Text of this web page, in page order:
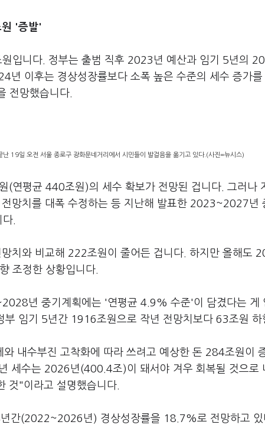
'증발'
입니다. 정부는 출범 직후 2023년 예산과 임기 5년의
년 이후는 경상성장률보다 소폭 높은 수준의 세수 증가
전망했습니다.
난 19일 오전 서울 종로구 광화문네거리에서 시민들이 발걸음을 옮기고 있다.(사진=뉴시스)
(연평균 440조원)의 세수 확보가 전망된 겁니다. 그러나
망치를 대폭 수정하는 등 지난해 발표한 2023~2027년
.
치와 비교해 222조원이 줄어든 겁니다. 하지만 올해도
조정한 상황입니다.
년 중기계획에는 '연평균 4.9% 수준'이 담겼다는 게
부 임기 5년간 1916조원으로 작년 전망치보다 63조원 하
내수부진 고착화에 따라 쓰려고 예상한 돈 284조원이
세수는 2026년(400.4조)이 돼서야 겨우 회복될 것으로
것"이라고 설명했습니다.
간(2022~2026년) 경상성장률을 18.7%로 전망하고 있